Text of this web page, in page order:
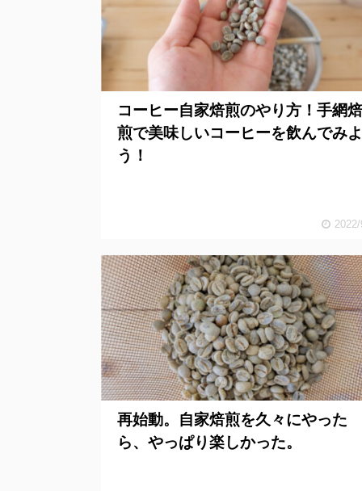
コーヒー自家焙煎のやり方！手網焙
煎で美味しいコーヒーを飲んでみよ
う！
再始動。自家焙煎を久々にやった
ら、やっぱり楽しかった。